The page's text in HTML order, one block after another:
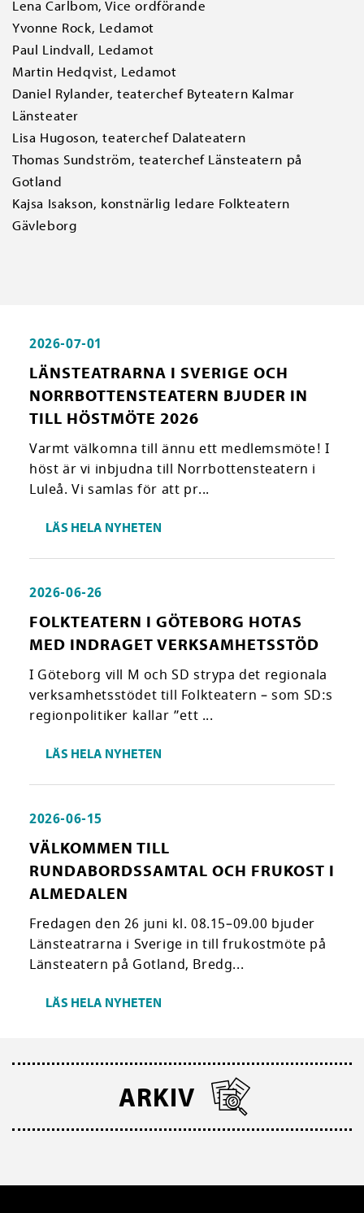
Lena Carlbom, Vice ordförande
Yvonne Rock, Ledamot
Paul Lindvall, Ledamot
Martin Hedqvist, Ledamot
Daniel Rylander, teaterchef Byteatern Kalmar
Länsteater
Lisa Hugoson, teaterchef Dalateatern
Thomas Sundström, teaterchef Länsteatern på
Gotland
Kajsa Isakson, konstnärlig ledare Folkteatern
Gävleborg
2026-07-01
LÄNSTEATRARNA I SVERIGE OCH
NORRBOTTENSTEATERN BJUDER IN
TILL HÖSTMÖTE 2026
Varmt välkomna till ännu ett medlemsmöte! I
höst är vi inbjudna till Norrbottensteatern i
Luleå. Vi samlas för att pr...
LÄS HELA NYHETEN
2026-06-26
FOLKTEATERN I GÖTEBORG HOTAS
MED INDRAGET VERKSAMHETSSTÖD
I Göteborg vill M och SD strypa det regionala
verksamhetsstödet till Folkteatern – som SD:s
regionpolitiker kallar ”ett ...
LÄS HELA NYHETEN
2026-06-15
VÄLKOMMEN TILL
RUNDABORDSSAMTAL OCH FRUKOST I
ALMEDALEN
Fredagen den 26 juni kl. 08.15–09.00 bjuder
Länsteatrarna i Sverige in till frukostmöte på
Länsteatern på Gotland, Bredg...
LÄS HELA NYHETEN
ARKIV